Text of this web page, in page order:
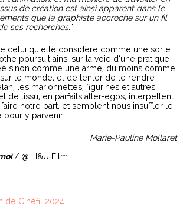
de création est ainsi apparent dans le
que la graphiste accroche sur un fil
ses recherches.”
celui qu’elle considère comme une sorte
poursuit ainsi sur la voie d’une pratique
sinon comme une arme, du moins comme
sur le monde, et de tenter de le rendre
les marionnettes, figurines et autres
de tissu, en parfaits alter-egos, interpellent
notre part, et semblent nous insuffler le
pour y parvenir.
Marie-Pauline Mollaret
/ @ H&U Film.
de Cinéfil 2024